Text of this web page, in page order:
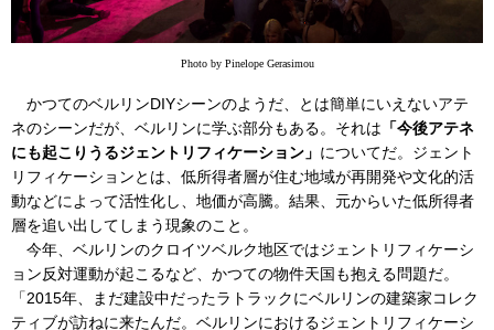
Photo by Pinelope Gerasimou
かつてのベルリンDIYシーンのようだ、とは簡単にいえないアテ
ネのシーンだが、ベルリンに学ぶ部分もある。それは 「今後アテネ
にも起こりうるジェントリフィケーション」 についてだ。ジェント
リフィケーションとは、低所得者層が住む地域が再開発や文化的活
動などによって活性化し、地価が高騰。結果、元からいた低所得者
層を追い出してしまう現象のこと。
今年、ベルリンのクロイツベルク地区ではジェントリフィケーシ
ョン反対運動が起こるなど、かつての物件天国も抱える問題だ。
「2015年、まだ建設中だったラトラックにベルリンの建築家コレク
ティブが訪ねに来たんだ。ベルリンにおけるジェントリフィケーシ